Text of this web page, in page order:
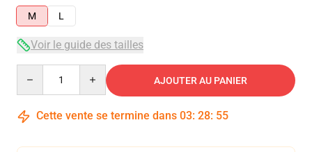
M
L
Voir le guide des tailles
AJOUTER AU PANIER
Cette vente se termine dans 03: 28: 54